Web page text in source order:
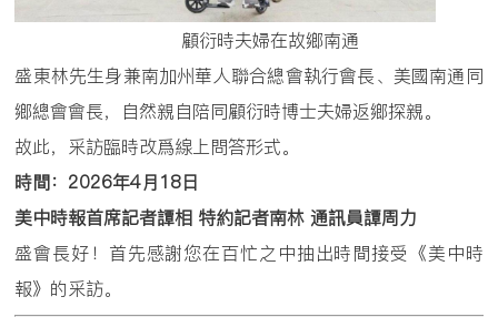
顧衍時夫婦在故鄉南通
盛東林先生身兼南加州華人聯合總會執行會長、美國南通同
鄉總會會長，自然親自陪同顧衍時博士夫婦返鄉探親。
故此，采訪臨時改爲線上問答形式。
時間： 2026年4月18日
美中時報首席記者譚相 特約記者南林 通訊員譚周力
盛會長好！首先感謝您在百忙之中抽出時間接受《美中時
報》的采訪。